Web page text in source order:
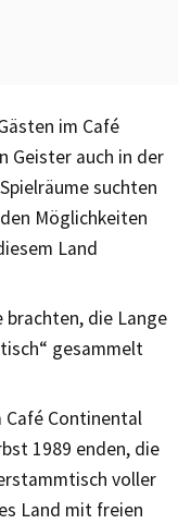
im Café
Geister auch in der
suchten
Möglichkeiten
Land
brachten, die Lange
gesammelt
Café Continental
1989 enden, die
voller
Land mit freien